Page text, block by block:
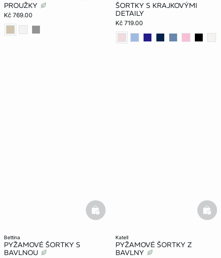
PROUŽKY
Kč 769.00
ŠORTKY S KRAJKOVÝMI
DETAILY
Kč 719.00
bettina
PYŽAMOVÉ ŠORTKY S
BAVLNOU
basketfull
katell
PYŽAMOVÉ ŠORTKY Z
BAVLNY